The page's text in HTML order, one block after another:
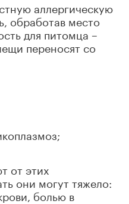
аллергическую
обработав место
для питомца –
переносят со
от этих
они могут тяжело:
болью в